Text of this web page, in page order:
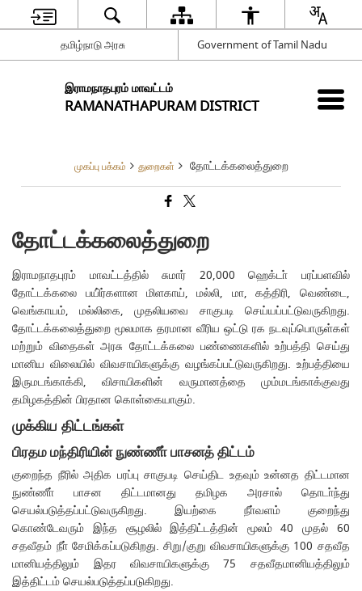
தமிழ்நாடு அரசு Government of Tamil Nadu
இராமநாதபுரம் மாவட்டம்
RAMANATHAPURAM DISTRICT
முகப்பு பக்கம் துறைகள் தோட்டக்கலைத்துறை
தோட்டக்கலைத்துறை
இராமநாதபுரம் மாவட்டத்தில் சுமார் 20,000 ஹெக்டா் பரப்பளவில்
தோட்டக்கலை பயி்ர்களான மிளகாய், மல்லி, மா, கத்திரி, வெண்டை,
வெங்காயம், மல்லிகை, முதலியவை சாகுபடி செய்யப்பட்டுவருகிறது.
தோட்டக்கலைத்துறை மூலமாக தரமான வீரிய ஒட்டு ரக நடவுப்பொருள்கள்
மற்றும் விதைகள் அரசு தோட்டக்கலை பண்ணைகளில் உற்பத்தி செய்து
மானிய விலையில் விவசாயிகளுக்கு வழங்கப்பட்டுவருகிறது. உற்பத்தியை
இருமடங்காக்கி, விசாயிகளின் வருமானத்தை மும்மடங்காக்குவது
தமிழகத்தின் பிரதான கொள்கையாகும்.
முக்கிய திட்டங்கள்
பிரதம மந்திரியின் நுண்ணீா் பாசனத் திட்டம்
குறைந்த நீரில் அதிக பரப்பு சாகுபடி செய்திட உதவும் உன்னத திட்டமான
நுண்ணீா் பாசன திட்டமானது தமிழக அரசால் தொடா்ந்து
செயல்படுத்தப்பட்டுவருகிறது. இயற்கை நீா்வளம் குறைந்து
கொண்டேவரும் இந்த சூழலில் இத்திட்டத்தின் மூலம் 40 முதல் 60
சதவீதம் நீா் சேமிக்கப்படுகிறது. சிறு/குறு விவசாயிகளுக்கு 100 சதவீத
மானியத்திலும் இதர விவசாயிகளுக்கு 75 சதவீதமானியத்திலும்
இத்திட்டம் செயல்படுத்தப்படுகிறது.